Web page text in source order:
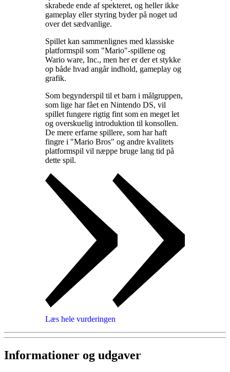
skrabede ende af spekteret, og heller ikke
gameplay eller styring byder på noget ud
over det sædvanlige.
Spillet kan sammenlignes med klassiske
platformspil som "Mario"-spillene og
Wario ware, Inc., men her er der et stykke
op både hvad angår indhold, gameplay og
grafik.
Som begynderspil til et barn i målgruppen,
som lige har fået en Nintendo DS, vil
spillet fungere rigtig fint som en meget let
og overskuelig introduktion til konsollen.
De mere erfarne spillere, som har haft
fingre i "Mario Bros" og andre kvalitets
platformspil vil næppe bruge lang tid på
dette spil.
Læs hele vurderingen
Informationer og udgaver